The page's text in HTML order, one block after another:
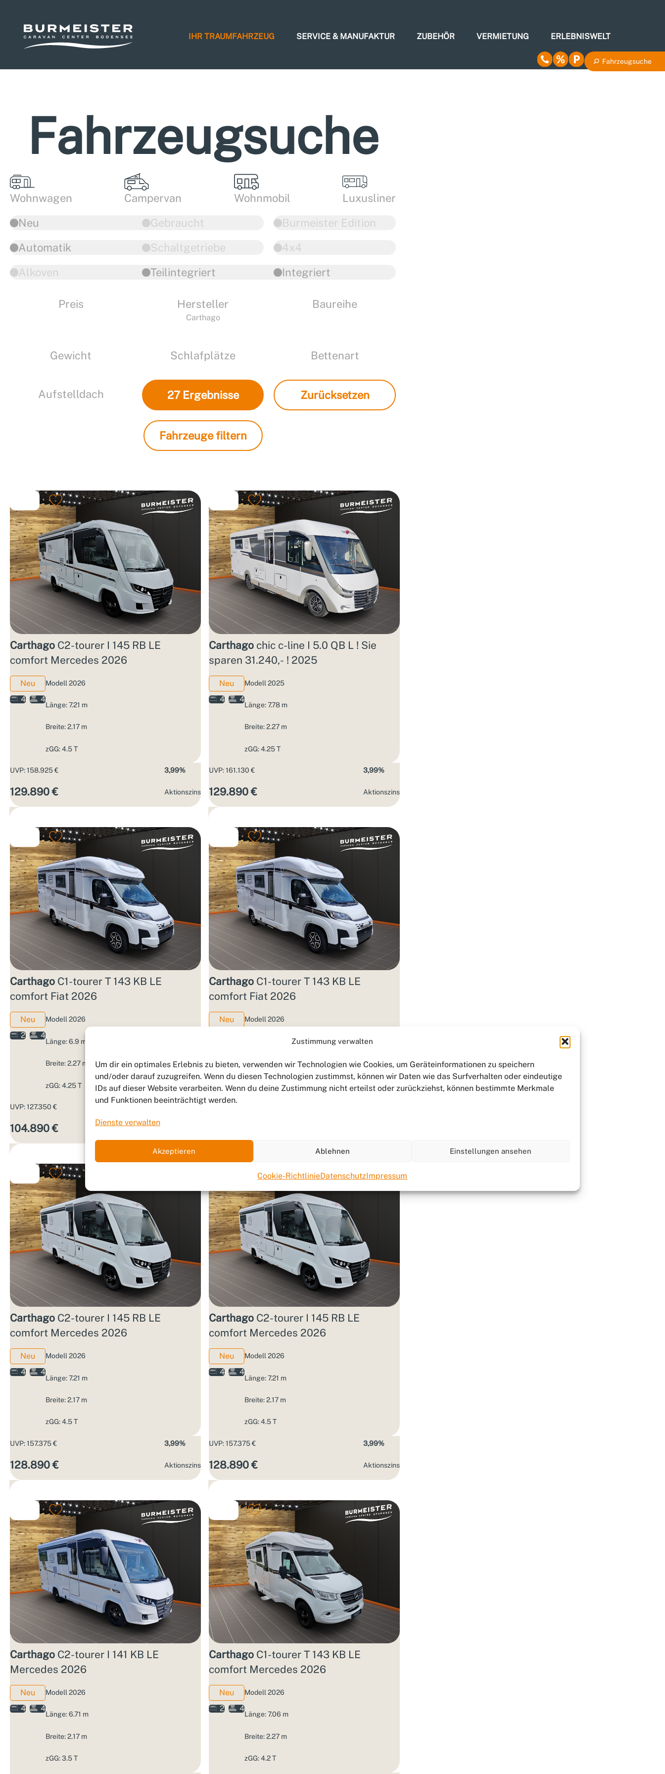
Zustimmung verwalten
Um dir ein optimales Erlebnis zu bieten, verwenden wir Technologien wie Cookies, um Geräteinformationen zu speichern
und/oder darauf zuzugreifen. Wenn du diesen Technologien zustimmst, können wir Daten wie das Surfverhalten oder eindeutige
IDs auf dieser Website verarbeiten. Wenn du deine Zustimmung nicht erteilst oder zurückziehst, können bestimmte Merkmale
und Funktionen beeinträchtigt werden.
Dienste verwalten
Akzeptieren Ablehnen Einstellungen ansehen
Cookie-RichtlinieDatenschutzImpressum
IHR TRAUMFAHRZEUG SERVICE & MANUFAKTUR ZUBEHÖR VERMIETUNG ERLEBNISWELT
Fahrzeugsuche
Fahrzeugsuche
Wohnwagen Campervan Wohnmobil
Luxusliner
Neu
Gebraucht
4x4
Automatik Schaltgetriebe
Burmeister Edition
Alkoven Teilintegriert Integriert
Preis Hersteller
Carthago
Baureihe
Gewicht Schlafplätze Bettenart
Aufstelldach 27 Ergebnisse Zurücksetzen
Fahrzeuge filtern
Carthago C2-tourer I 145 RB LE
comfort Mercedes 2026
Neu
4
4
Modell 2026
Länge: 7.21 m
Breite: 2.17 m
zGG: 4.5 T
UVP: 158.925 €
129.890 €
3,99%
Aktions­zins
Carthago chic c-line I 5.0 QB L ! Sie
sparen 31.240,- ! 2025
Neu
4
4
Modell 2025
Länge: 7.78 m
Breite: 2.27 m
zGG: 4.25 T
UVP: 161.130 €
129.890 €
3,99%
Aktions­zins
Carthago C1-tourer T 143 KB LE
comfort Fiat 2026
Neu
2
4
Modell 2026
Länge: 6.9 m
Breite: 2.27 m
zGG: 4.25 T
UVP: 127.350 €
104.890 €
Carthago C1-tourer T 143 KB LE
comfort Fiat 2026
Neu
Modell 2026
Breite: 2.27 m
zGG: 4.25 T
Carthago C2-tourer I 145 RB LE
comfort Mercedes 2026
Neu
4
4
Modell 2026
Länge: 7.21 m
Breite: 2.17 m
zGG: 4.5 T
UVP: 157.375 €
128.890 €
3,99%
Aktions­zins
Carthago C2-tourer I 145 RB LE
comfort Mercedes 2026
Neu
4
4
Modell 2026
Länge: 7.21 m
Breite: 2.17 m
zGG: 4.5 T
UVP: 157.375 €
128.890 €
3,99%
Aktions­zins
Carthago C2-tourer I 141 KB LE
Mercedes 2026
Neu
4
4
Modell 2026
Länge: 6.71 m
Breite: 2.17 m
zGG: 3.5 T
Carthago C1-tourer T 143 KB LE
comfort Mercedes 2026
Neu
2
4
Modell 2026
Länge: 7.06 m
Breite: 2.27 m
zGG: 4.2 T